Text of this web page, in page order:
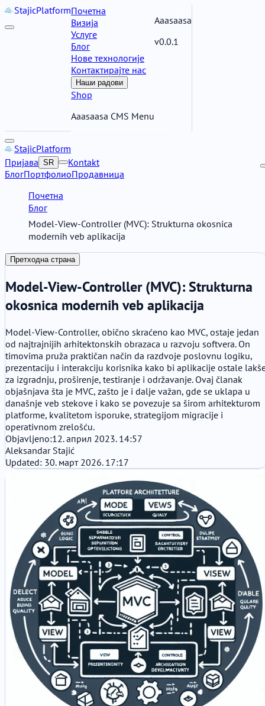
StajicPlatformПочетна
Визија
Услуге
Блог
Нове технологије
Контактирајте нас
Наши радови
Shop
Aaasaasa CMS Menu
Aaasaasa
v0.0.1
StajicPlatform
БлогПортфолиоПродавница
Пријава SR Kontakt
Почетна
Блог
Model-View-Controller (MVC): Strukturna okosnica
modernih veb aplikacija
Претходна страна
Model-View-Controller (MVC): Strukturna
okosnica modernih veb aplikacija
Model-View-Controller, obično skraćeno kao MVC, ostaje jedan
od najtrajnijih arhitektonskih obrazaca u razvoju softvera. On
timovima pruža praktičan način da razdvoje poslovnu logiku,
prezentaciju i interakciju korisnika kako bi aplikacije ostale
za izgradnju, proširenje, testiranje i održavanje. Ovaj članak
objašnjava šta je MVC, zašto je i dalje važan, gde se uklapa u
današnje veb stekove i kako se povezuje sa širom arhitekturom
platforme, kvalitetom isporuke, strategijom migracije i
operativnom zrelošću.
Objavljeno:12. април 2023. 14:57
Aleksandar Stajić
Updated: 30. март 2026. 17:17